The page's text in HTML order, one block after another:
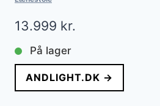
13.999 kr.
På lager
ANDLIGHT.DK →